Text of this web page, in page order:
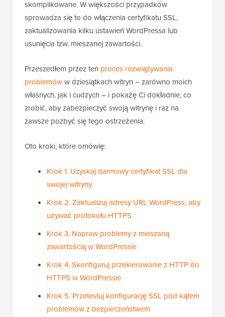
skomplikowane. W większości przypadków
sprowadza się to do włączenia certyfikatu SSL,
zaktualizowania kilku ustawień WordPressa lub
usunięcia tzw. mieszanej zawartości.
Przeszedłem przez ten proces rozwiązywania
problemóww dziesiątkach witryn – zarówno moich
własnych, jak i cudzych – i pokażę Ci dokładnie, co
zrobić, aby zabezpieczyć swoją witrynę i raz na
zawsze pozbyć się tego ostrzeżenia.
Oto kroki, które omówię:
Krok 1. Uzyskaj darmowy certyfikat SSL dla
swojej witryny
Krok 2. Zaktualizuj adresy URL WordPress, aby
używać protokołu HTTPS
Krok 3. Napraw problemy z mieszaną
zawartością w WordPressie
Krok 4. Skonfiguruj przekierowanie z HTTP do
HTTPS w WordPressie
Krok 5. Przetestuj konfigurację SSL pod kątem
problemów z bezpieczeństwem